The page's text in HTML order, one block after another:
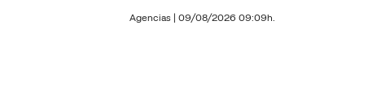
Agencias | 09/08/2026 09:09h.